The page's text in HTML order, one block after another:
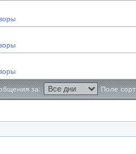
за: Поле